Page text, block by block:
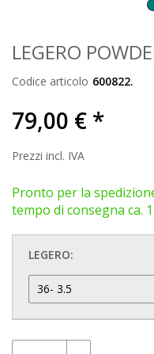
LEGERO
Codice articolo 600822.
79,00 € *
Prezzi incl. IVA
Pronto per la
tempo di consegna ca.
LEGERO: